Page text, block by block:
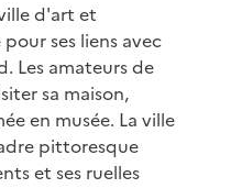
d'art et
ses liens avec
Les amateurs de
sa maison,
en musée. La ville
pittoresque
et ses ruelles